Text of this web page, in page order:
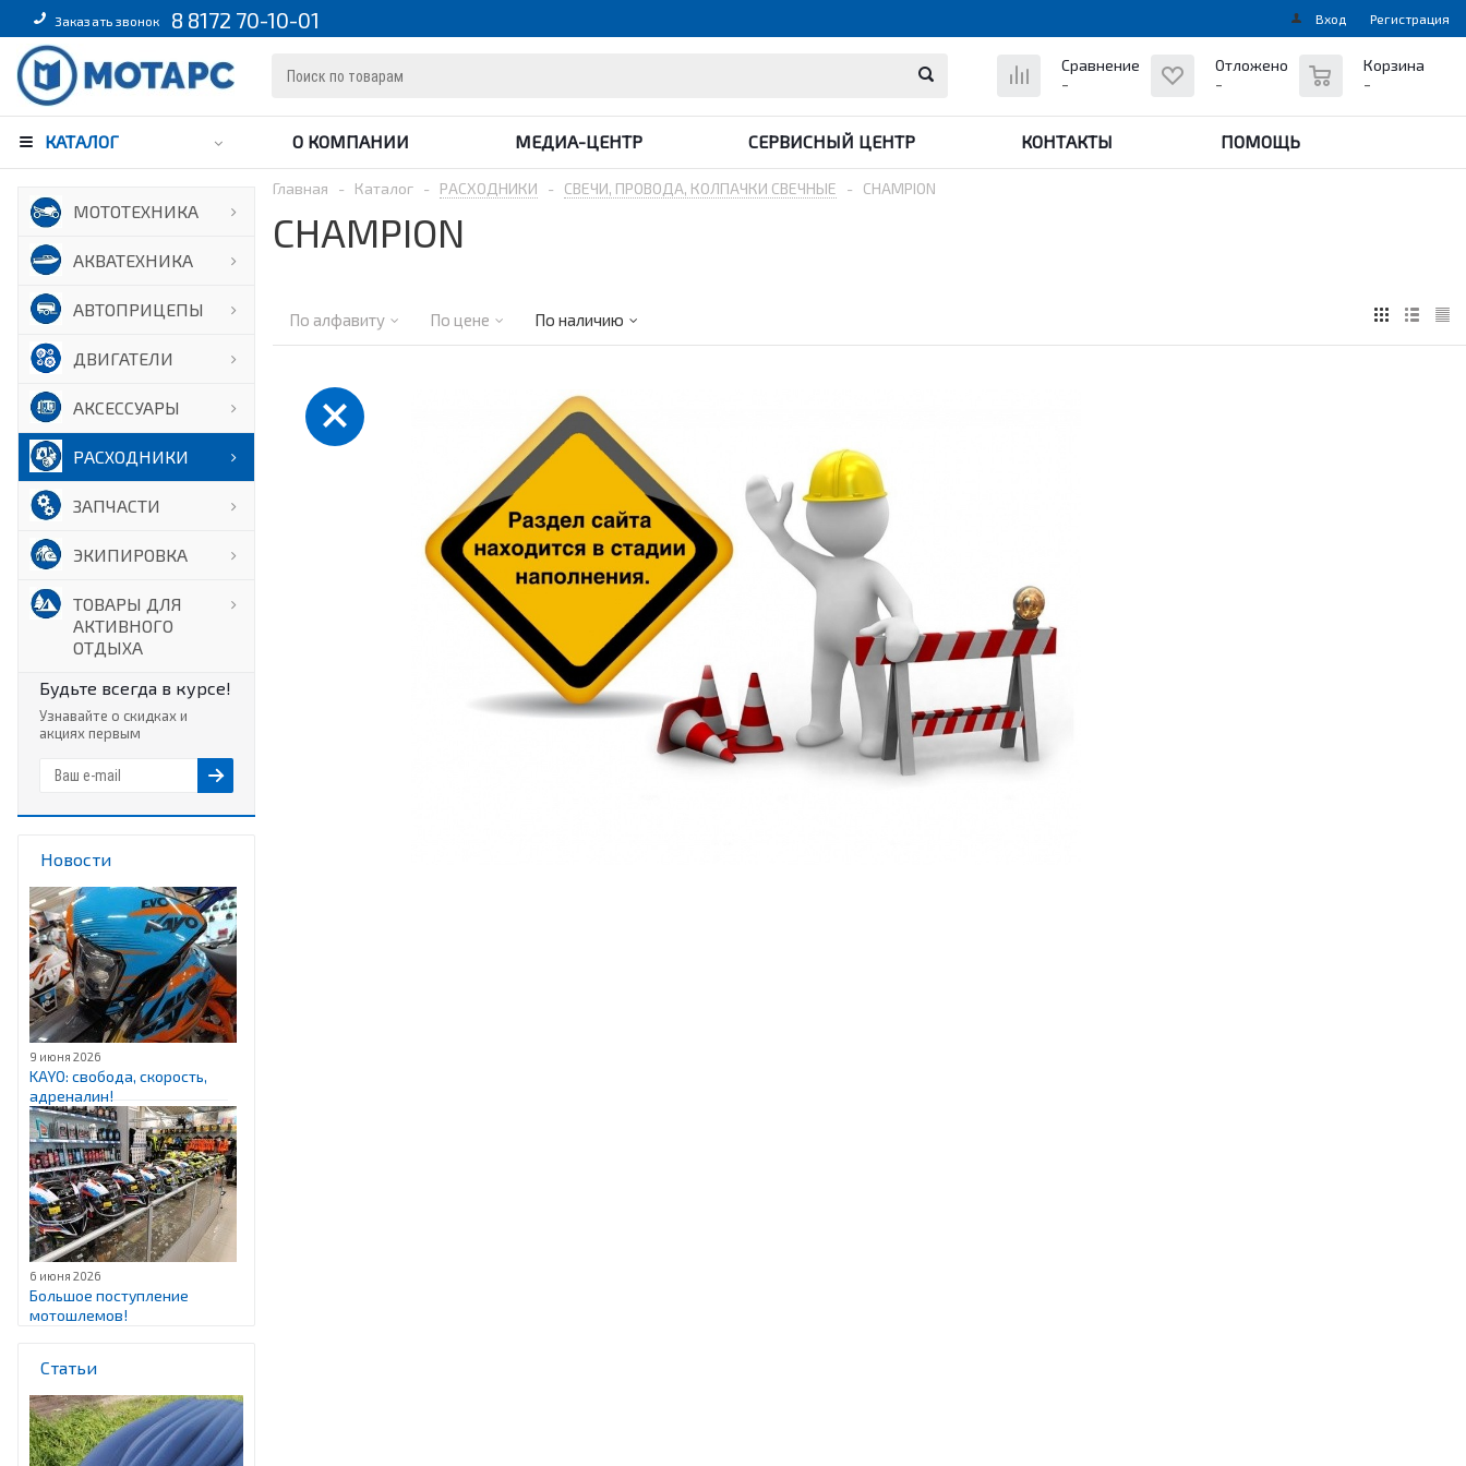
Заказать звонок 8 8172 70-10-01 Вход Регистрация
Сравнение
-
Отложено
-
Корзина
-
КАТАЛОГ О КОМПАНИИ МЕДИА-ЦЕНТР СЕРВИСНЫЙ ЦЕНТР КОНТАКТЫ ПОМОЩЬ
МОТОТЕХНИКА
АКВАТЕХНИКА
АВТОПРИЦЕПЫ
ДВИГАТЕЛИ
АКСЕССУАРЫ
РАСХОДНИКИ
ЗАПЧАСТИ
ЭКИПИРОВКА
ТОВАРЫ ДЛЯ
АКТИВНОГО
ОТДЫХА
Будьте всегда в курсе!
Узнавайте о скидках и
акциях первым
Новости
9 июня 2026
KAYO: свобода, скорость,
адреналин!
6 июня 2026
Большое поступление
мотошлемов!
Статьи
Главная - Каталог - РАСХОДНИКИ - СВЕЧИ, ПРОВОДА, КОЛПАЧКИ СВЕЧНЫЕ - CHAMPION
CHAMPION
По алфавиту По цене По наличию